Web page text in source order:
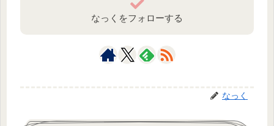
なっくをフォローする
なっく